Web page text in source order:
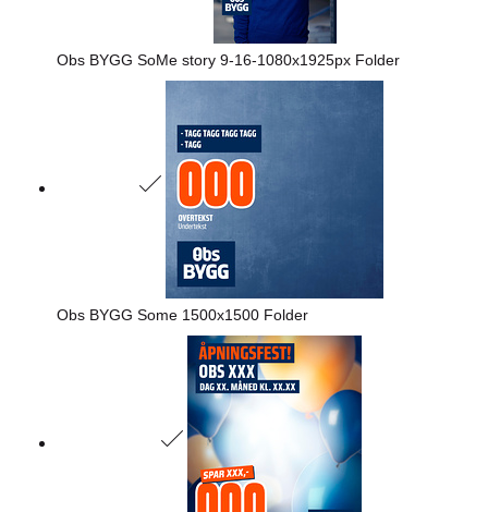
Obs BYGG SoMe story 9-16-1080x1925px Folder
Obs BYGG Some 1500x1500 Folder